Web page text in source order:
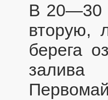
В 20—30
вторую,
берега
залива